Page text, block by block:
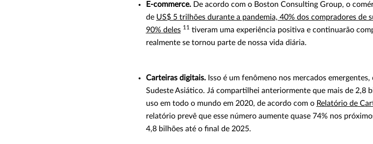
E-commerce.De acordo com o Boston Consulting Group, o
de US$ 5 trilhões durante a pandemia, 40% dos compradores de
90% deles 11 tiveram uma experiência positiva e continuarão
realmente se tornou parte de nossa vida diária.
Carteiras digitais.Isso é um fenômeno nos mercados
Sudeste Asiático. Já compartilhei anteriormente que mais de 2,8
uso em todo o mundo em 2020, de acordo com o Relatório de
relatório prevê que esse número aumente quase 74% nos
4,8 bilhões até o final de 2025.